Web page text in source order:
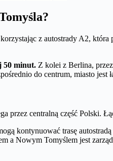
z autostrady A2,
50 minut. Z kolei z Berlina,
do centrum, miasto
przez centralną część Polski.
kontynuować trasę
a Nowym Tomyślem jest